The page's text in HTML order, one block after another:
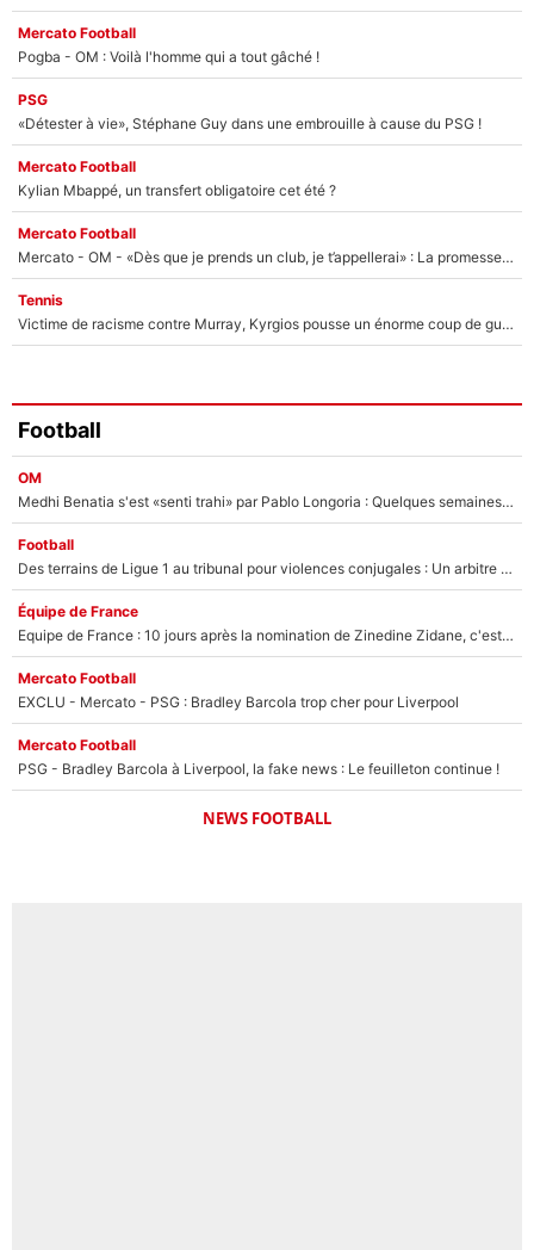
Mercato Football
Pogba - OM : Voilà l'homme qui a tout gâché !
PSG
«Détester à vie», Stéphane Guy dans une embrouille à cause du PSG !
Mercato Football
Kylian Mbappé, un transfert obligatoire cet été ?
Mercato Football
Mercato - OM - «Dès que je prends un club, je t’appellerai» : La promesse de Marcelino au moment de claquer la porte
Tennis
Victime de racisme contre Murray, Kyrgios pousse un énorme coup de gueule !
Football
OM
Medhi Benatia s'est «senti trahi» par Pablo Longoria : Quelques semaines après son départ, l'ancien directeur de football de l'OM règle ses comptes
Football
Des terrains de Ligue 1 au tribunal pour violences conjugales : Un arbitre français encourt une peine de 18 mois de prison !
Équipe de France
Equipe de France : 10 jours après la nomination de Zinedine Zidane, c'est au tour de son fils de prendre un nouveau départ !
Mercato Football
EXCLU - Mercato - PSG : Bradley Barcola trop cher pour Liverpool
Mercato Football
PSG - Bradley Barcola à Liverpool, la fake news : Le feuilleton continue !
NEWS FOOTBALL